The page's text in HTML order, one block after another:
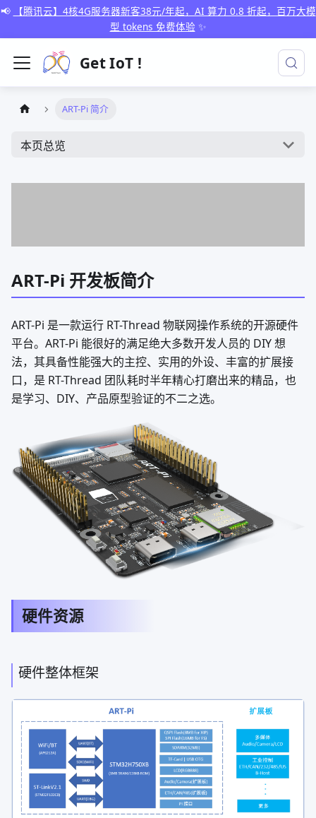
📢
【腾讯云】4核4G服务器新客38元/年起，AI 算力 0.8 折起，百万大模
型 tokens 免费体验 ✨
Get IoT !
ART-Pi 简介
本页总览
ART-Pi 开发板简介
ART-Pi 是一款运行 RT-Thread 物联网操作系统的开源硬件
平台。ART-Pi 能很好的满足绝大多数开发人员的 DIY 想
法，其具备性能强大的主控、实用的外设、丰富的扩展接
口，是 RT-Thread 团队耗时半年精心打磨出来的精品，也
是学习、DIY、产品原型验证的不二之选。
硬件资源
硬件整体框架